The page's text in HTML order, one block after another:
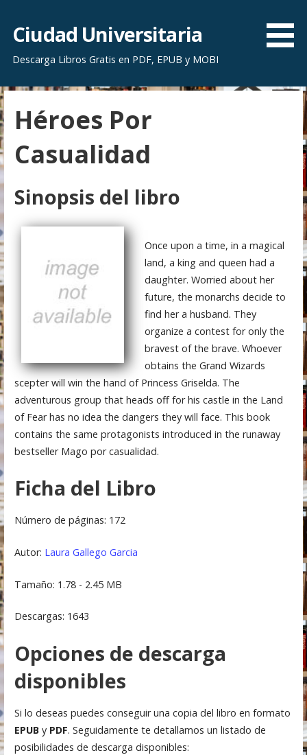
r
a
l
c
o
n
e
n
i
d
o
Ciudad Universitaria
Descarga Libros Gratis en PDF, EPUB y MOBI
Héroes Por
Casualidad
Sinopsis del libro
Once upon a time, in a magical
land, a king and queen had a
daughter. Worried about her
future, the monarchs decide to
find her a husband. They
organize a contest for only the
bravest of the brave. Whoever
obtains the Grand Wizards
scepter will win the hand of Princess Griselda. The
adventurous group that heads off for his castle in the Land
of Fear has no idea the dangers they will face. This book
contains the same protagonists introduced in the runaway
bestseller Mago por casualidad.
Ficha del Libro
Número de páginas: 172
Autor: Laura Gallego Garcia
Tamaño: 1.78 - 2.45 MB
Descargas: 1643
Opciones de descarga
disponibles
Si lo deseas puedes conseguir una copia del libro en formato
EPUBy PDF. Seguidamente te detallamos un listado de
posibilidades de descarga disponibles: